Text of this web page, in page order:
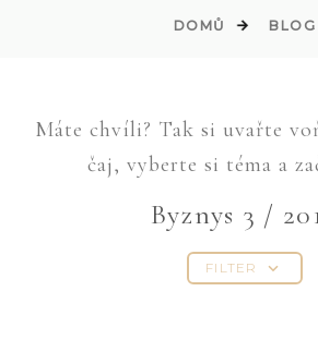
DOMŮ BLOG
Máte chvíli? Tak si uvařte
čaj, vyberte si téma a
Byznys 3 /
FILTER